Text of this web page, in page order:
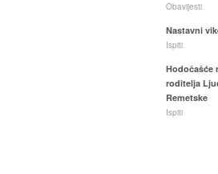
Obavijesti
Nastavni
Ispiti
Hodočašće
roditelja
Remetske
Ispiti